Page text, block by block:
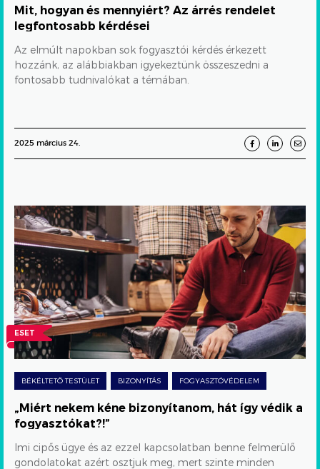
Mit, hogyan és mennyiért? Az árrés rendelet
legfontosabb kérdései
Az elmúlt napokban sok fogyasztói kérdés érkezett
hozzánk, az alábbiakban igyekeztünk összeszedni a
fontosabb tudnivalókat a témában.
2025 március 24.
„Miért
nekem
kéne
bizonyítanom,
hát
így
védik
a
fogyasztókat?!”
ESET
BÉKÉLTETŐ TESTÜLET BIZONYÍTÁS FOGYASZTÓVÉDELEM
HIBÁS TELJESÍTÉS KELLÉKSZAVATOSSÁG
„Miért nekem kéne bizonyítanom, hát így védik a
fogyasztókat?!”
Imi cipős ügye és az ezzel kapcsolatban benne felmerülő
gondolatokat azért osztjuk meg, mert szinte minden